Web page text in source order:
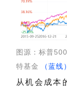
图源：标普
特基金
（蓝线）
从机会成本